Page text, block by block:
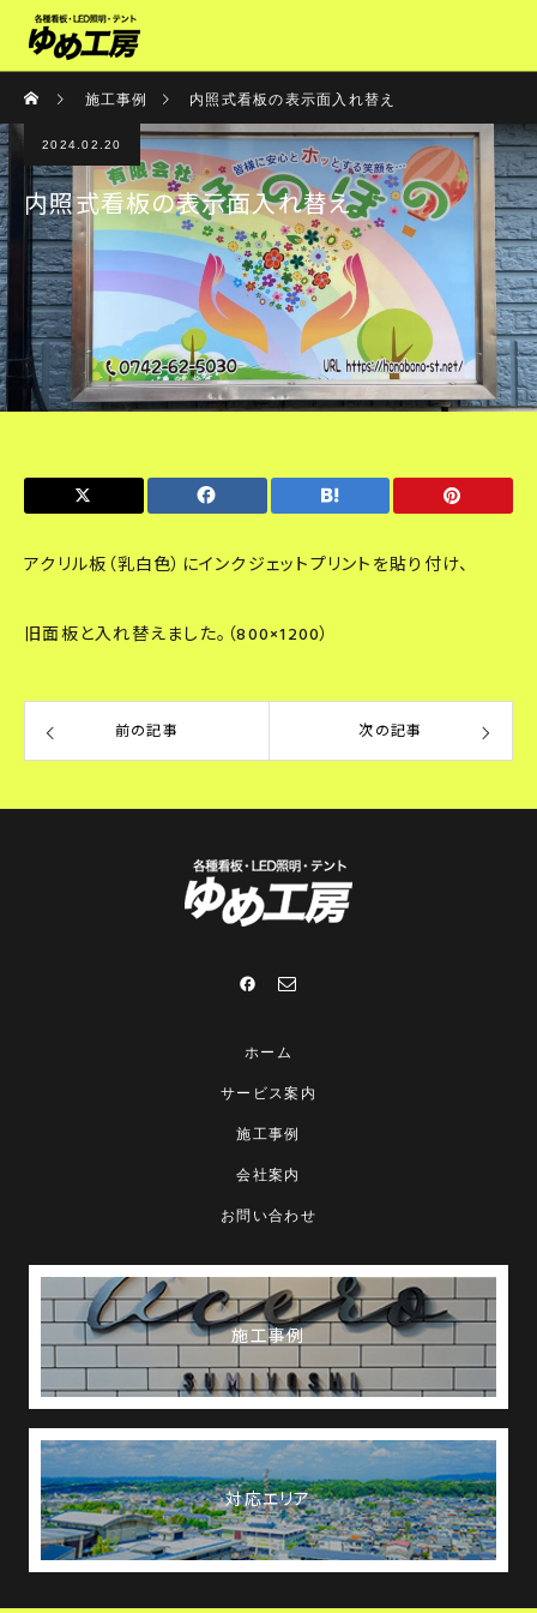
施工事例 内照式看板の表示面入れ替え
2024.02.20
内照式看板の表示面入れ替え
アクリル板（乳白色）にインクジェットプリントを貼り付け、
旧面板と入れ替えました。（800×1200）
前の記事 次の記事
ホーム
サービス案内
施工事例
会社案内
お問い合わせ
施工事例
対応エリア